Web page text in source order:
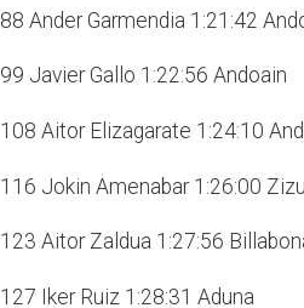
88 Ander Garmendia 1:21:42
99 Javier Gallo 1:22:56 Andoain
108 Aitor Elizagarate 1:24:10
116 Jokin Amenabar 1:26:00
123 Aitor Zaldua 1:27:56
127 Iker Ruiz 1:28:31 Aduna